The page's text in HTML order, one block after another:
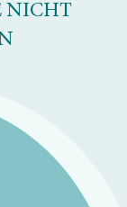
NICHT